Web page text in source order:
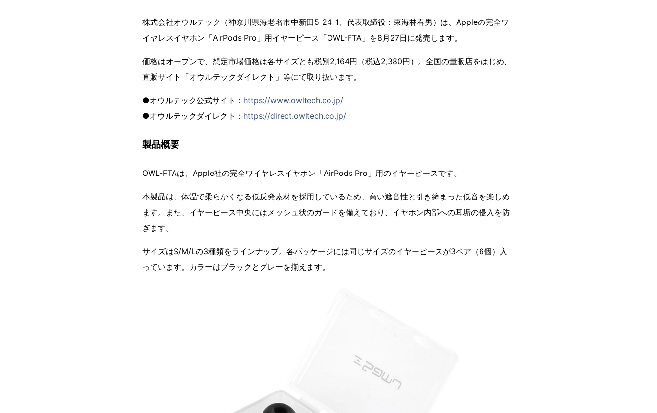
株式会社オウルテック（神奈川県海老名市中新田5-24-1、代表取締役：東海林春男）は、Appleの完全ワ
イヤレスイヤホン「AirPods Pro」用イヤーピース「OWL-FTA」を8月27日に発売します。
価格はオープンで、想定市場価格は各サイズとも税別2,164円（税込2,380円）。全国の量販店をはじめ、
直販サイト「オウルテックダイレクト」等にて取り扱います。
●オウルテック公式サイト： https://www.owltech.co.jp/
●オウルテックダイレクト： https://direct.owltech.co.jp/
製品概要
OWL-FTAは、Apple社の完全ワイヤレスイヤホン「AirPods Pro」用のイヤーピースです。
本製品は、体温で柔らかくなる低反発素材を採用しているため、高い遮音性と引き締まった低音を楽しめ
ます。また、イヤーピース中央にはメッシュ状のガードを備えており、イヤホン内部への耳垢の侵入を防
ぎます。
サイズはS/M/Lの3種類をラインナップ。各パッケージには同じサイズのイヤーピースが3ペア（6個）入
っています。カラーはブラックとグレーを揃えます。